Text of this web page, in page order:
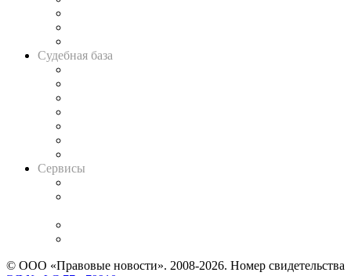
Судебная база
Сервисы
© ООО «Правовые новости». 2008-2026. Номер свидетельства